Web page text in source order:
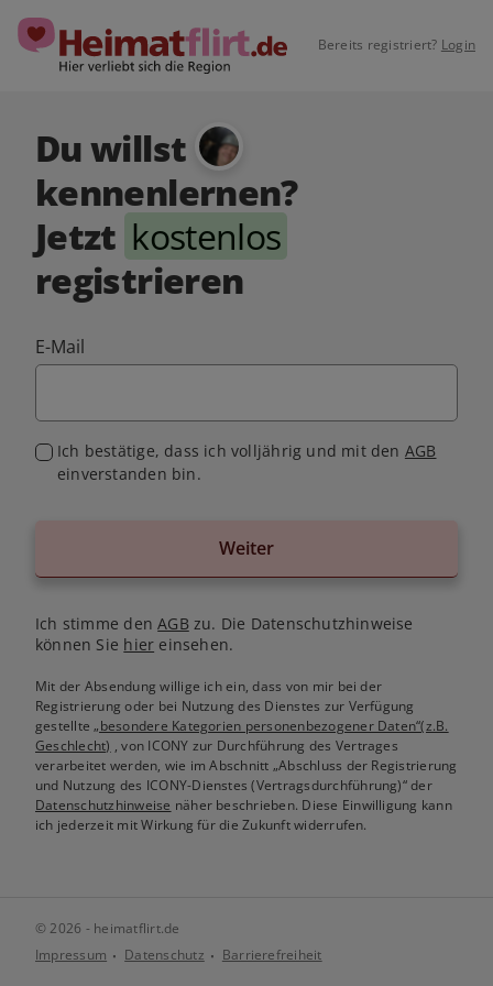
Bereits registriert? Login
Du willst
kennenlernen?
Jetzt kostenlos
registrieren
E-Mail
Ich bestätige, dass ich volljährig und mit den AGB
einverstanden bin.
Weiter
Ich stimme denAGB zu. Die Datenschutzhinweise
können Sie hier einsehen.
Mit der Absendung willige ich ein, dass von mir bei der
Registrierung oder bei Nutzung des Dienstes zur Verfügung
gestellte„besondere Kategorien personenbezogener Daten“(z.B.
Geschlecht) , von ICONY zur Durchführung des Vertrages
verarbeitet werden, wie im Abschnitt „Abschluss der Registrierung
und Nutzung des ICONY-Dienstes (Vertragsdurchführung)“ der
Datenschutzhinweise näher beschrieben. Diese Einwilligung kann
ich jederzeit mit Wirkung für die Zukunft widerrufen.
© 2026 - heimatflirt.de
Impressum
Datenschutz Barrierefreiheit